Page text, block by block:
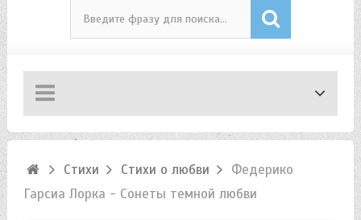
Стихи Стихи о любви
Федерико
Гарсиа Лорка - Сонеты темной любви